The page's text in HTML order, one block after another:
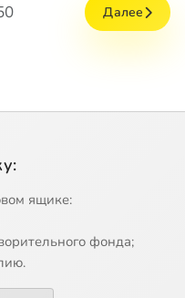
Далее
ящике:
фонда;